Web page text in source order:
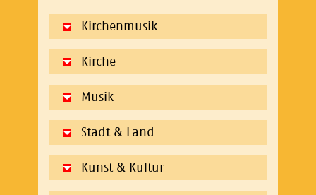
Kirchenmusik
Kirche
Musik
Stadt & Land
Kunst & Kultur